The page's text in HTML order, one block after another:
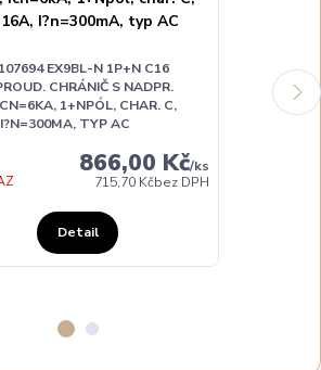
EX9BL-N 1P+N C16
CHRÁNIČ S NADPR.
1+NPÓL, CHAR. C,
TYP AC
866,00 Kč/ks
715,70 Kčbez DPH
Detail
NOARK
300MA
OCHR.,